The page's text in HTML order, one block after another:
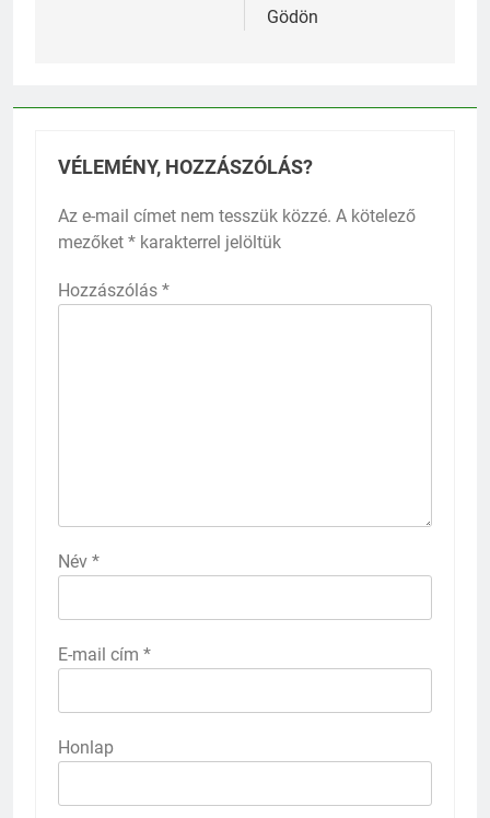
Gödön
VÉLEMÉNY, HOZZÁSZÓLÁS?
Az e-mail címet nem tesszük közzé. A kötelező
mezőket * karakterrel jelöltük
Hozzászólás *
Név *
E-mail cím *
Honlap